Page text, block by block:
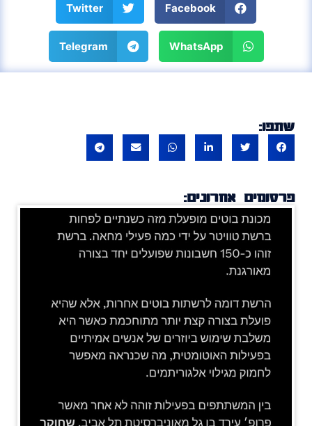
Facebook
Twitter
WhatsApp
Telegram
שתפו:
פרסומים אחרונים: